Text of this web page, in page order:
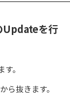
Updateを行
。
ら抜きます。